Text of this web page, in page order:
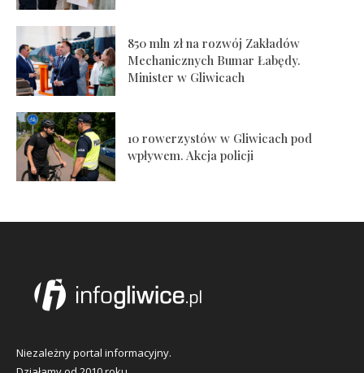
850 mln zł na rozwój Zakładów
Mechanicznych Bumar Łabędy.
Minister w Gliwicach
10 rowerzystów w Gliwicach pod
wpływem. Akcja policji
Niezależny portal informacyjny.